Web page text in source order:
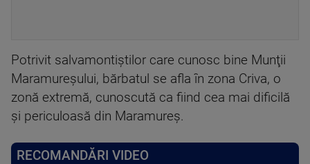
Potrivit salvamontiştilor care cunosc bine Munţii
Maramureşului, bărbatul se afla în zona Criva, o
zonă extremă, cunoscută ca fiind cea mai dificilă
şi periculoasă din Maramureş.
RECOMANDĂRI VIDEO